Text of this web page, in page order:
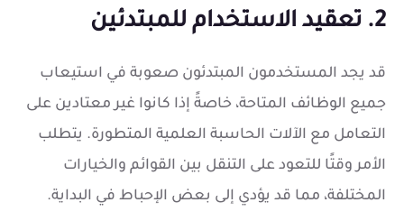
2. تعقيد الاستخدام للمبتدئين
قد يجد المستخدمون المبتدئون صعوبة في استيعاب
جميع الوظائف المتاحة، خاصةً إذا كانوا غير معتادين على
التعامل مع الآلات الحاسبة العلمية المتطورة. يتطلب
الأمر وقتًا للتعود على التنقل بين القوائم والخيارات
المختلفة، مما قد يؤدي إلى بعض الإحباط في البداية.